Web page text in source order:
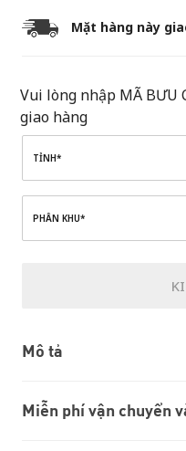
Mặt hàng này
Vui lòng nhập MÃ
giao hàng
TỈNH*
PHÂN KHU*
Mô tả
Miễn phí vận chuyển